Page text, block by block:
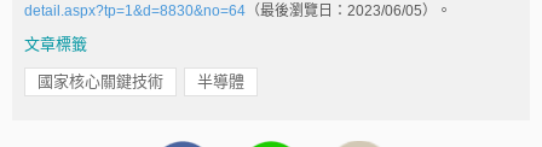
detail.aspx?tp=1&d=8830&no=64 （最後瀏覽日：2023/06/05）。
文章標籤
國家核心關鍵技術 半導體